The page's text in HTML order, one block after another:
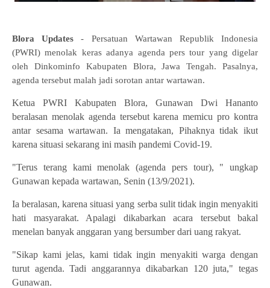
Blora Updates - Persatuan Wartawan Republik Indonesia
(PWRI) menolak keras adanya agenda pers tour yang digelar
oleh Dinkominfo Kabupaten Blora, Jawa Tengah. Pasalnya,
agenda tersebut malah jadi sorotan antar wartawan.
Ketua PWRI Kabupaten Blora, Gunawan Dwi Hananto
beralasan menolak agenda tersebut karena memicu pro kontra
antar sesama wartawan. Ia mengatakan, Pihaknya tidak ikut
karena situasi sekarang ini masih pandemi Covid-19.
"Terus terang kami menolak (agenda pers tour), " ungkap
Gunawan kepada wartawan, Senin (13/9/2021).
Ia beralasan, karena situasi yang serba sulit tidak ingin menyakiti
hati masyarakat. Apalagi dikabarkan acara tersebut bakal
menelan banyak anggaran yang bersumber dari uang rakyat.
"Sikap kami jelas, kami tidak ingin menyakiti warga dengan
turut agenda. Tadi anggarannya dikabarkan 120 juta," tegas
Gunawan.